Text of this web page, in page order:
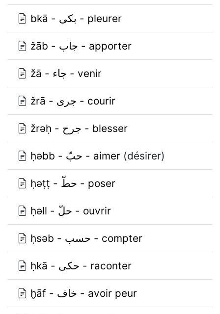
bkā - بكى - pleurer
žāb - جاب - apporter
žā - جاء - venir
žrā - جرى - courir
žrǝḥ - جرح - blesser
ḥǝbb - حبّ - aimer (désirer)
ḥǝṭṭ - حطّ - poser
ḥǝll - حلّ - ouvrir
ḥsǝb - حسب - compter
ḥkā - حكى - raconter
ḫāf - خاف - avoir peur